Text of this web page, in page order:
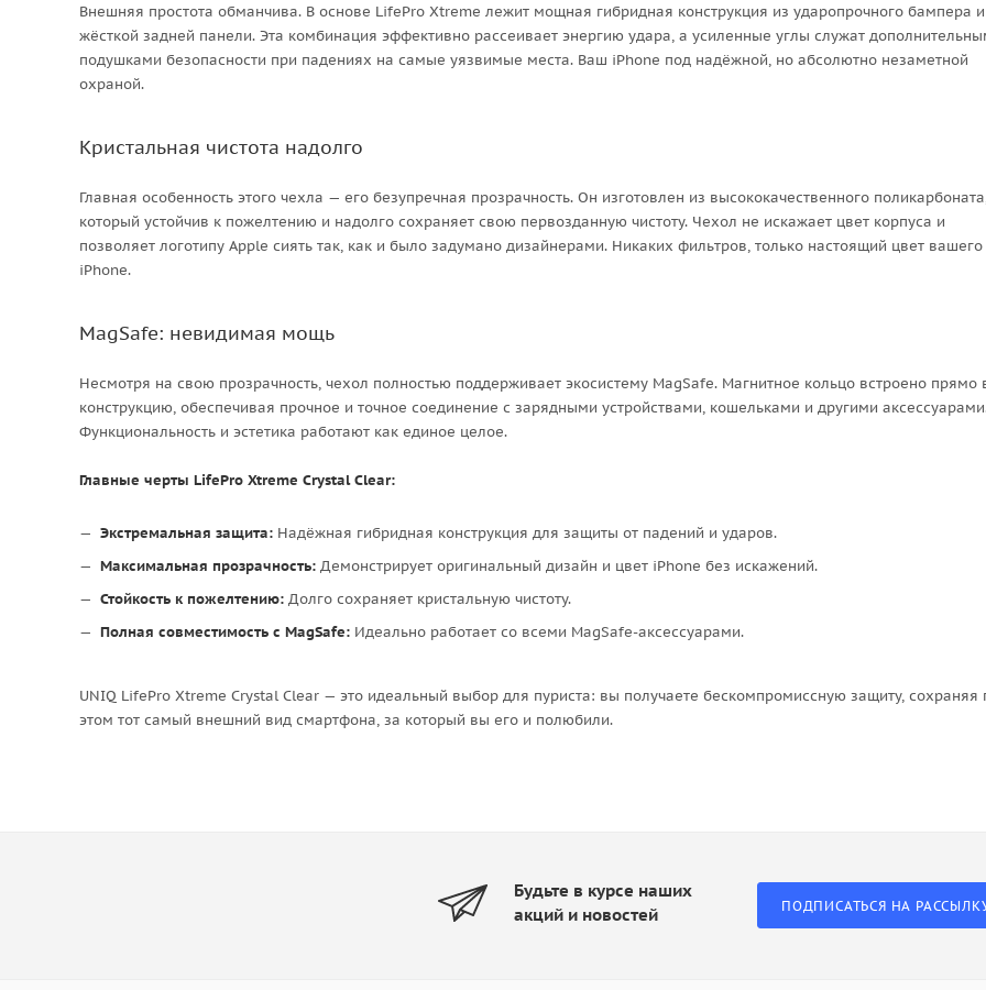
Внешняя простота обманчива. В основе LifePro Xtreme лежит мощная гибридная конструкция из ударопрочного бампера и
жёсткой задней панели. Эта комбинация эффективно рассеивает энергию удара, а усиленные углы служат
подушками безопасности при падениях на самые уязвимые места. Ваш iPhone под надёжной, но абсолютно незаметной
охраной.
Кристальная чистота надолго
Главная особенность этого чехла — его безупречная прозрачность. Он изготовлен из высококачественного
который устойчив к пожелтению и надолго сохраняет свою первозданную чистоту. Чехол не искажает цвет корпуса и
позволяет логотипу Apple сиять так, как и было задумано дизайнерами. Никаких фильтров, только настоящий цвет вашего
iPhone.
MagSafe: невидимая мощь
Несмотря на свою прозрачность, чехол полностью поддерживает экосистему MagSafe. Магнитное кольцо встроено прямо
конструкцию, обеспечивая прочное и точное соединение с зарядными устройствами, кошельками и другими
Функциональность и эстетика работают как единое целое.
Главные черты LifePro Xtreme Crystal Clear:
Экстремальная защита: Надёжная гибридная конструкция для защиты от падений и ударов.
Максимальная прозрачность: Демонстрирует оригинальный дизайн и цвет iPhone без искажений.
Стойкость к пожелтению: Долго сохраняет кристальную чистоту.
Полная совместимость с MagSafe: Идеально работает со всеми MagSafe-аксессуарами.
UNIQ LifePro Xtreme Crystal Clear — это идеальный выбор для пуриста: вы получаете бескомпромиссную защиту, сохраняя
этом тот самый внешний вид смартфона, за который вы его и полюбили.
Будьте в курсе наших
акций и новостей
ПОДПИСАТЬСЯ НА